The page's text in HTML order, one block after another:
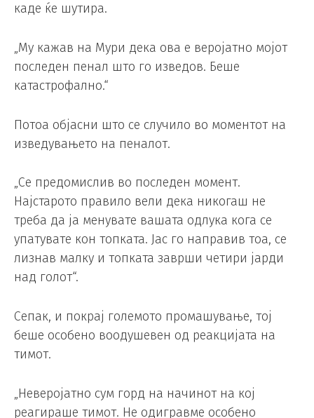
каде ќе шутира.
„Му кажав на Мури дека ова е веројатно мојот
последен пенал што го изведов. Беше
катастрофално.“
Потоа објасни што се случило во моментот на
изведувањето на пеналот.
„Се предомислив во последен момент.
Најстарото правило вели дека никогаш не
треба да ја менувате вашата одлука кога се
упатувате кон топката. Јас го направив тоа, се
лизнав малку и топката заврши четири јарди
над голот“.
Сепак, и покрај големото промашување, тој
беше особено воодушевен од реакцијата на
тимот.
„Неверојатно сум горд на начинот на кој
реагираше тимот. Не одигравме особено